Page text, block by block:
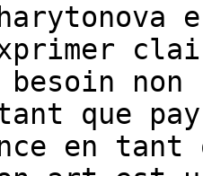
que
en tant